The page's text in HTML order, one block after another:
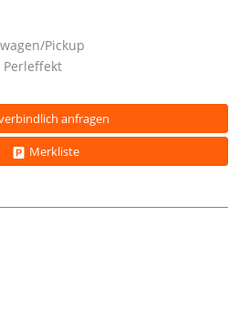
Pickup
Perleffekt
anfragen
Merkliste